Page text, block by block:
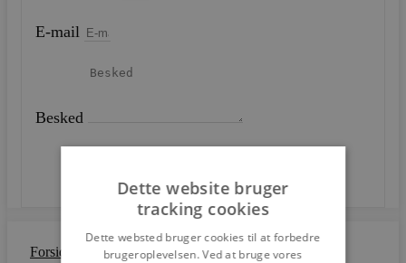
E-mail
Besked
Forside
Dette website bruger
tracking cookies
Dette websted bruger cookies til at forbedre
brugeroplevelsen. Ved at bruge vores